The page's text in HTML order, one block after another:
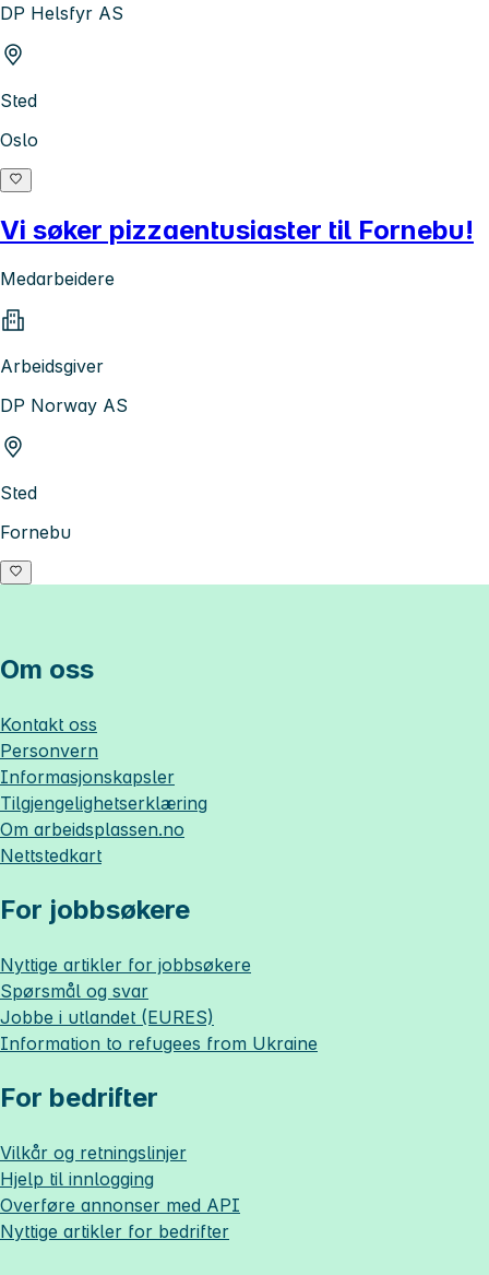
DP Helsfyr AS
Sted
Oslo
Vi søker pizzaentusiaster til Fornebu!
Medarbeidere
Arbeidsgiver
DP Norway AS
Sted
Fornebu
Om oss
Kontakt oss
Personvern
Informasjonskapsler
Tilgjengelighetserklæring
Om arbeidsplassen.no
Nettstedkart
For jobbsøkere
Nyttige artikler for jobbsøkere
Spørsmål og svar
Jobbe i utlandet (EURES)
Information to refugees from Ukraine
For bedrifter
Vilkår og retningslinjer
Hjelp til innlogging
Overføre annonser med API
Nyttige artikler for bedrifter